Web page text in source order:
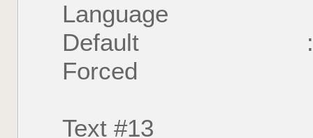
Language :
Default :
Forced :
Text #13